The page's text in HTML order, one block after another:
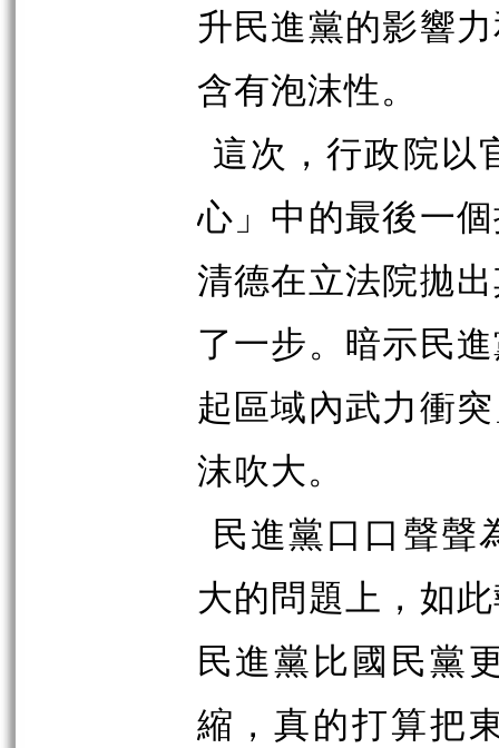
升民進黨的影響
含有泡沫性。
這次，行政院以
心」中的最後一
清德在立法院拋
了一步。暗示民
起區域內武力衝
沫吹大。
民進黨口口聲聲
大的問題上，如
民進黨比國民黨
縮，真的打算把